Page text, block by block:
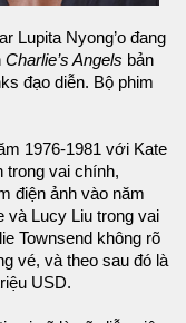
Lupita Nyong’o đang
Charlie’s Angels bản
đạo diễn. Bộ phim
1976-1981 với Kate
trong vai chính,
điện ảnh vào năm
và Lucy Liu trong vai
Townsend không rõ
vé, và theo sau đó là
USD.